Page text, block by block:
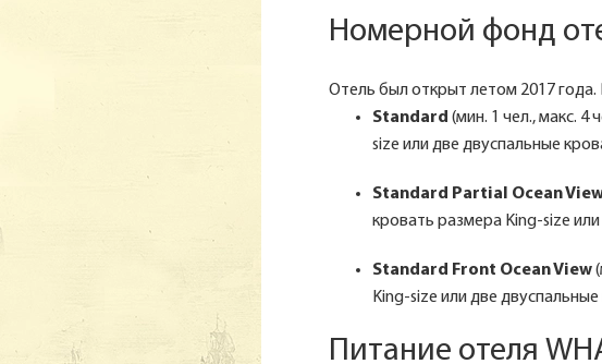
Номерной фонд
Отель был открыт летом 2017 года.
Standard (мин. 1 чел., макс. 4
size или две двуспальные
Standard Partial Ocean
кровать размера King-size
Standard Front Ocean View
King-size или две
Питание отеля